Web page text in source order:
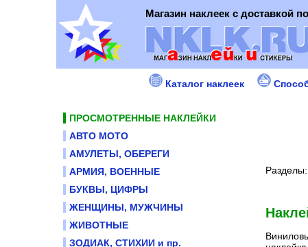
Магазин наклеек с доставкой
Каталог наклеек
ПРОСМОТРЕННЫЕ НАКЛЕЙКИ
АВТО МОТО
АМУЛЕТЫ, ОБЕРЕГИ
АРМИЯ, ВОЕННЫЕ
БУКВЫ, ЦИФРЫ
ЖЕНЩИНЫ, МУЖЧИНЫ
ЖИВОТНЫЕ
ЗОДИАК, СТИХИИ и пр.
Разделы: